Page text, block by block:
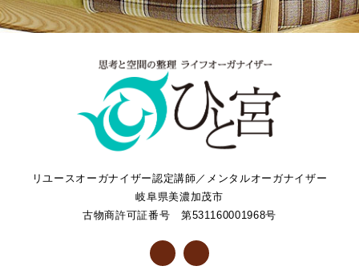
リユースオーガナイザー認定講師／メンタルオーガナイザー
岐阜県美濃加茂市
古物商許可証番号 第531160001968号